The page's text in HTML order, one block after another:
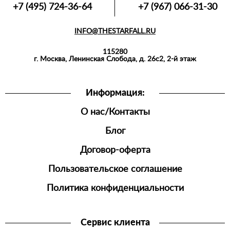
Информация:
О нас/Контакты
Блог
Договор-оферта
Пользовательское соглашение
Политика конфиденциальности
Сервис клиента
+7 (495) 724-36-64 +7 (967) 066-31-30
INFO@THESTARFALL.RU
115280
г. Москва, Ленинская Слобода, д. 26с2, 2-й этаж